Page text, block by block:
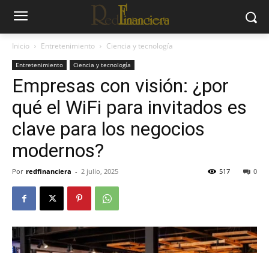
Inicio Entretenimiento Ciencia y tecnología
Entretenimiento Ciencia y tecnología
Empresas con visión: ¿por
qué el WiFi para invitados es
clave para los negocios
modernos?
Por redfinanciera - 2 julio, 2025 0
517